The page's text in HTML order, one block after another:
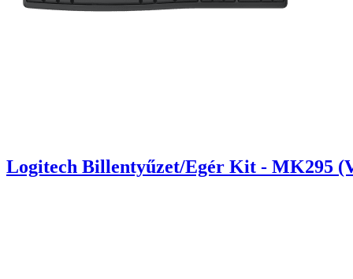
Logitech Billentyűzet/Egér Kit - MK295